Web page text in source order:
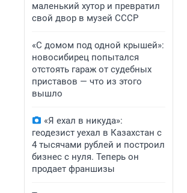
маленький хутор и превратил
свой двор в музей СССР
«С домом под одной крышей»:
новосибирец попытался
отстоять гараж от судебных
приставов — что из этого
вышло
«Я ехал в никуда»:
геодезист уехал в Казахстан с
4 тысячами рублей и построил
бизнес с нуля. Теперь он
продает франшизы